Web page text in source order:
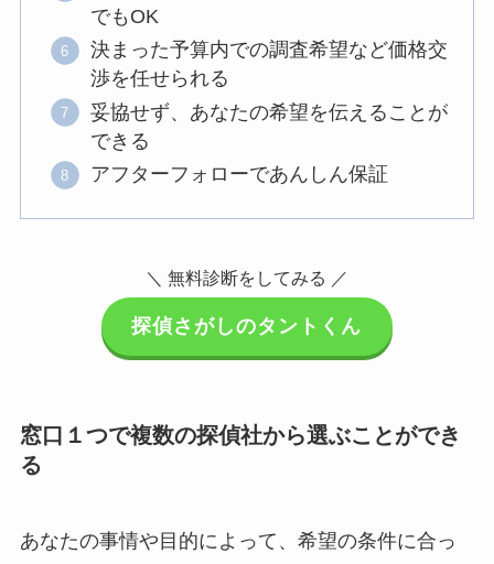
でもOK
決まった予算内での調査希望など価格交
渉を任せられる
妥協せず、あなたの希望を伝えることが
できる
アフターフォローであんしん保証
＼ 無料診断をしてみる ／
探偵さがしのタントくん
窓口１つで複数の探偵社から選ぶことができ
る
あなたの事情や目的によって、希望の条件に合っ